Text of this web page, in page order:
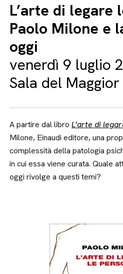
L’arte di legare
Paolo Milone e
oggi
venerdì 9 luglio
Sala del
A partire dal libroL’arte di
Milone, Einaudi editore, una
complessità della patologia
in cui essa viene curata. Quale
oggi rivolge a questi temi?